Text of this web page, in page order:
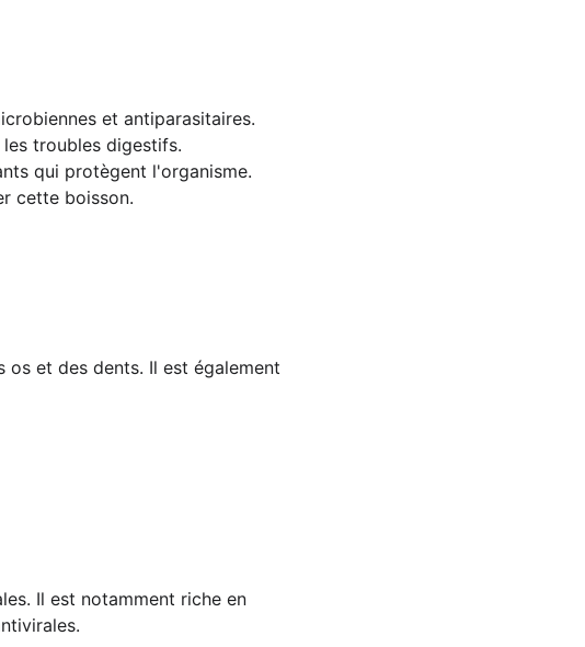
et antiparasitaires.
troubles digestifs.
qui protègent l'organisme.
cette boisson.
et des dents. Il est également
Il est notamment riche en